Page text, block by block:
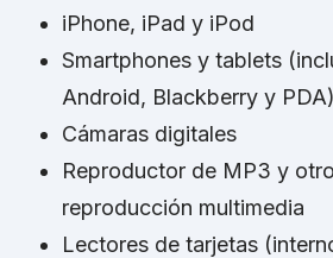
iPhone, iPad y iPod
Smartphones y tablets
Android, Blackberry y PDA)
Cámaras digitales
Reproductor de MP3 y
reproducción multimedia
Lectores de tarjetas